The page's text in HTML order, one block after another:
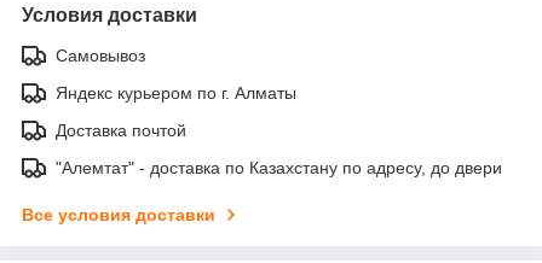
Условия доставки
Самовывоз
Яндекс курьером по г. Алматы
Доставка почтой
"Алемтат" - доставка по Казахстану по адресу, до двери
Все условия доставки